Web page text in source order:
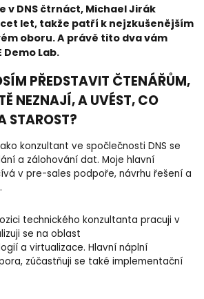
v DNS čtrnáct, Michael Jirák
let, takže patří k nejzkušenějším
oboru. A právě tito dva vám
Demo Lab.
PŘEDSTAVIT ČTENÁŘŮM,
NEZNAJÍ, A UVÉST, CO
STAROST?
konzultant ve spočlečnosti DNS se
a zálohování dat. Moje hlavní
v pre-sales podpoře, návrhu řešení a
technického konzultanta pracuji v
se na oblast
a virtualizace. Hlavní náplní
zúčastňuji se také implementační